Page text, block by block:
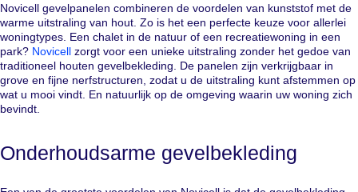
Novicell gevelpanelen combineren de voordelen van kunststof met de
warme uitstraling van hout. Zo is het een perfecte keuze voor allerlei
woningtypes. Een chalet in de natuur of een recreatiewoning in een
park? Novicell zorgt voor een unieke uitstraling zonder het gedoe van
traditioneel houten gevelbekleding. De panelen zijn verkrijgbaar in
grove en fijne nerfstructuren, zodat u de uitstraling kunt afstemmen op
wat u mooi vindt. En natuurlijk op de omgeving waarin uw woning zich
bevindt.
Onderhoudsarme gevelbekleding